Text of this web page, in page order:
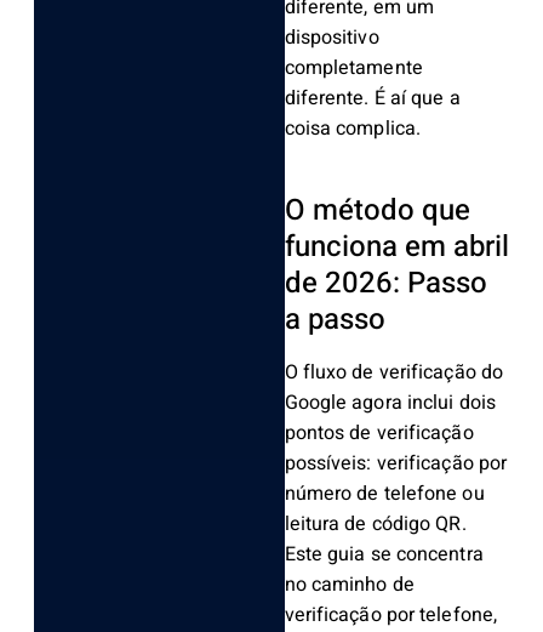
diferente, em um
dispositivo
completamente
diferente. É aí que a
coisa complica.
O método que
funciona em abril
de 2026: Passo
a passo
O fluxo de verificação do
Google agora inclui dois
pontos de verificação
possíveis: verificação por
número de telefone ou
leitura de código QR.
Este guia se concentra
no caminho de
verificação por telefone,